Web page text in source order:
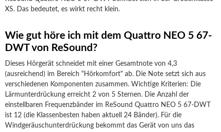
XS. Das bedeutet, es wirkt recht klein.
Wie gut höre ich mit dem Quattro NEO 5 67-
DWT von ReSound?
Dieses Hörgerät schneidet mit einer Gesamtnote von 4,3
(ausreichend) im Bereich "Hörkomfort" ab. Die Note setzt sich aus
verschiedenen Komponenten zusammen. Wichtige Kriterien: Die
Lärmunterdrückung erreicht 2 von 5 Sternen. Die Anzahl der
einstellbaren Frequenzbänder im ReSound Quattro NEO 5 67-DWT
ist 12 (die Klassenbesten haben aktuell 24 Bänder). Für die
Windgeräuschunterdrückung bekommt das Gerät von uns das